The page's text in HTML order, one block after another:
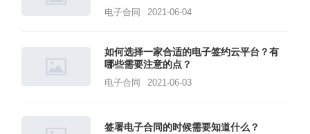
电子合同 2021-06-04
如何选择一家合适的电子签约云平台？有
哪些需要注意的点？
电子合同 2021-06-03
签署电子合同的时候需要知道什么？